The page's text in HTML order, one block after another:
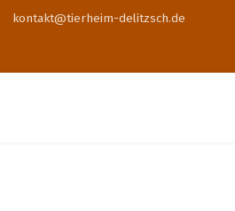
kontakt@tierheim-delitzsch.de